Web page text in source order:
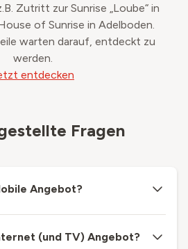
Zutritt zur Sunrise „Loube“ in
of Sunrise in Adelboden.
warten darauf, entdeckt zu
werden.
entdecken
Fragen
Angebot?
(und TV) Angebot?